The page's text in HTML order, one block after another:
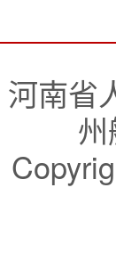
河南省